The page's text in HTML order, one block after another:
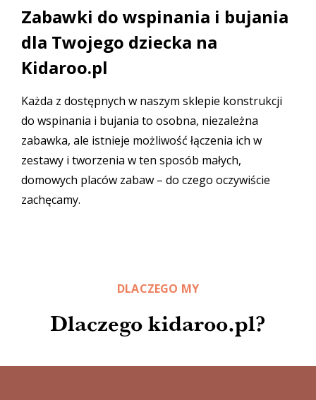
Zabawki do wspinania i bujania
dla Twojego dziecka na
Kidaroo.pl
Każda z dostępnych w naszym sklepie konstrukcji
do wspinania i bujania to osobna, niezależna
zabawka, ale istnieje możliwość łączenia ich w
zestawy i tworzenia w ten sposób małych,
domowych placów zabaw – do czego oczywiście
zachęcamy.
Dlaczego kidaroo.pl?
DLACZEGO MY